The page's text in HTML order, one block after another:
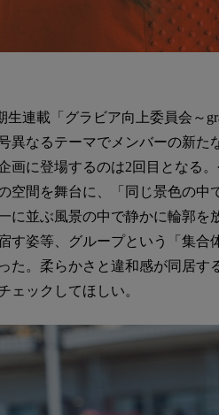
生連載「グラビア向上委員会～
異なるテーマでメンバーの新た
画に登場するのは2回目となる
空間を舞台に、「同じ景色の中
に並ぶ風景の中で静かに輪郭を
す姿等、グループという「集合
た。柔らかさと違和感が同居す
ェックしてほしい。